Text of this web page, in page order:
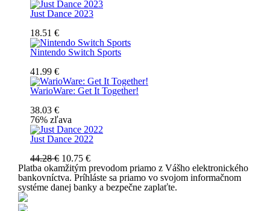
Just Dance 2023
18.51 €
Nintendo Switch Sports
41.99 €
WarioWare: Get It Together!
38.03 €
76% zľava
Just Dance 2022
44.28 € 10.75 €
Platba okamžitým prevodom priamo z Vášho elektronického
bankovníctva. Príhláste sa priamo vo svojom informačnom
systéme danej banky a bezpečne zaplaťte.